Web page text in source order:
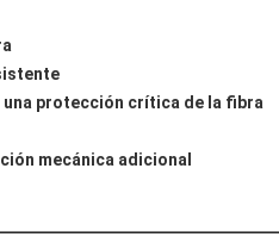
protección crítica de la fibra
mecánica adicional